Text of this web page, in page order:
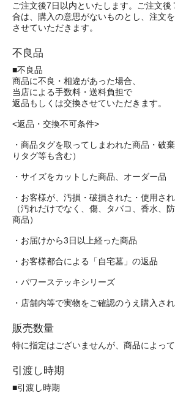
ご注文後7日以内といたします。ご注文
合は、購入の意思がないものとし、注文
させていただきます。
不良品
■不良品
商品に不良・相違があった場合、
当店による手数料・送料負担で
返品もしくは交換させていただきます。
<返品・交換不可条件>
・商品タグを取ってしまわれた商品・破
りタグ等も含む）
・サイズをカットした商品、オーダー品
・お客様が、汚損・破損された・使用さ
（汚れだけでなく、傷、タバコ、香水、
商品）
・お届けから3日以上経った商品
・お客様都合による「自宅墓」の返品
・パワーステッキシリーズ
・店舗内等で実物をご確認のうえ購入さ
販売数量
特に指定はございませんが、商品によっ
引渡し時期
■引渡し時期